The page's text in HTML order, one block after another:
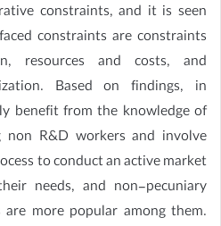
constraints, and it is seen
constraints are constraints
resources and costs, and
Based on findings, in
benefit from the knowledge of
non R&D workers and involve
to conduct an active market
needs, and non-pecuniary
more popular among them.